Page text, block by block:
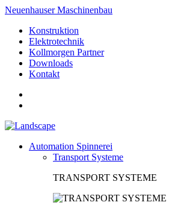
Neuenhauser Maschinenbau
Konstruktion
Elektrotechnik
Kollmorgen Partner
Downloads
Kontakt
Automation Spinnerei
Transport Systeme
TRANSPORT SYSTEME